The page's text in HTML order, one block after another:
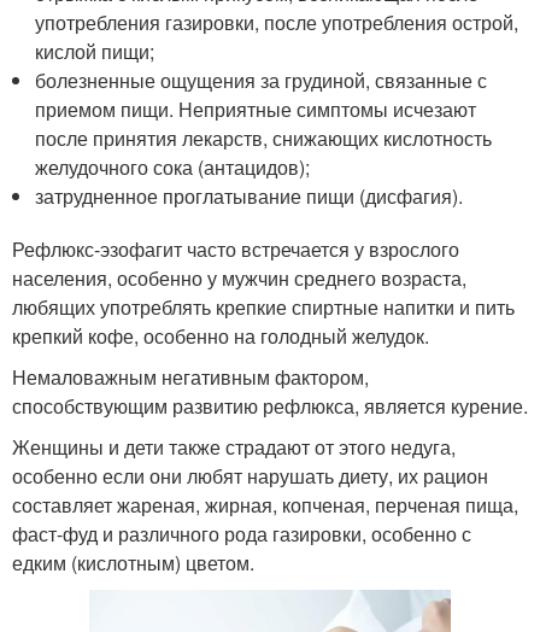
употребления газировки, после употребления острой,
кислой пищи;
болезненные ощущения за грудиной, связанные с
приемом пищи. Неприятные симптомы исчезают
после принятия лекарств, снижающих кислотность
желудочного сока (антацидов);
затрудненное проглатывание пищи (дисфагия).
Рефлюкс-эзофагит часто встречается у взрослого
населения, особенно у мужчин среднего возраста,
любящих употреблять крепкие спиртные напитки и пить
крепкий кофе, особенно на голодный желудок.
Немаловажным негативным фактором,
способствующим развитию рефлюкса, является курение.
Женщины и дети также страдают от этого недуга,
особенно если они любят нарушать диету, их рацион
составляет жареная, жирная, копченая, перченая пища,
фаст-фуд и различного рода газировки, особенно с
едким (кислотным) цветом.